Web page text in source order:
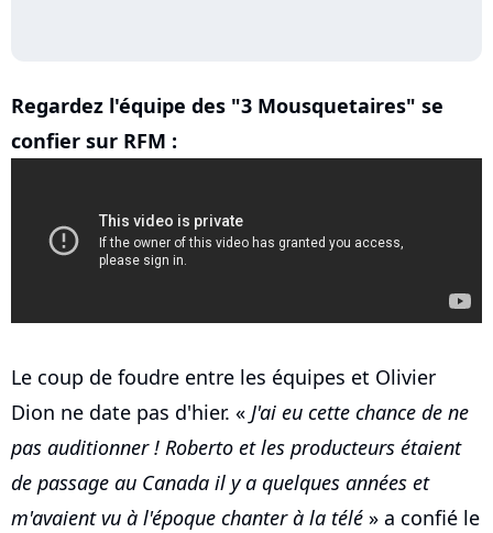
Regardez l'équipe des "3 Mousquetaires" se
confier sur RFM :
Le coup de foudre entre les équipes et Olivier
Dion ne date pas d'hier. « J'ai eu cette chance de ne
pas auditionner ! Roberto et les producteurs étaient
de passage au Canada il y a quelques années et
m'avaient vu à l'époque chanter à la télé » a confié le